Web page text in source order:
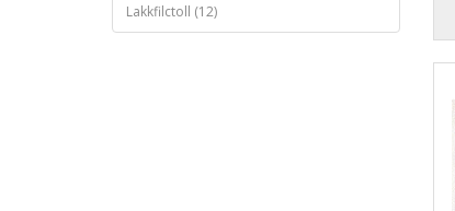
Lakkfilctoll (12)